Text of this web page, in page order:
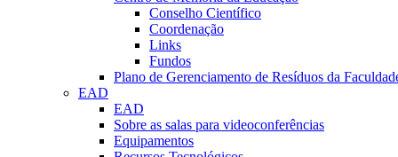
Conselho Científico
Coordenação
Links
Fundos
Plano de Gerenciamento de Resíduos da
EAD
EAD
Sobre as salas para videoconferências
Equipamentos